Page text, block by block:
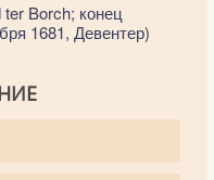
Borch; конец
1681, Девентер)